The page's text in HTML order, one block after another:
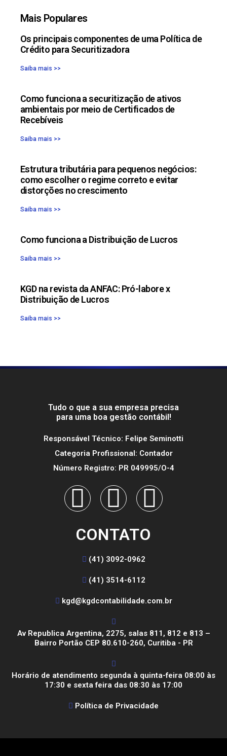
Mais Populares
Os principais componentes de uma Política de
Crédito para Securitizadora
Saiba mais >>
Como funciona a securitização de ativos
ambientais por meio de Certificados de
Recebíveis
Saiba mais >>
Estrutura tributária para pequenos negócios:
como escolher o regime correto e evitar
distorções no crescimento
Saiba mais >>
Como funciona a Distribuição de Lucros
Saiba mais >>
KGD na revista da ANFAC: Pró-labore x
Distribuição de Lucros
Saiba mais >>
Tudo o que a sua empresa precisa
para uma boa gestão contábil!
Responsável Técnico: Felipe Seminotti
Categoria Profissional: Contador
Número Registro: PR 049995/O-4
CONTATO
(41) 3092-0962
(41) 3514-6112
kgd@kgdcontabilidade.com.br
Av Republica Argentina, 2275, salas 811, 812 e 813 –
Bairro Portão CEP 80.610-260, Curitiba - PR
Horário de atendimento segunda à quinta-feira 08:00 às
17:30 e sexta feira das 08:30 às 17:00
Política de Privacidade